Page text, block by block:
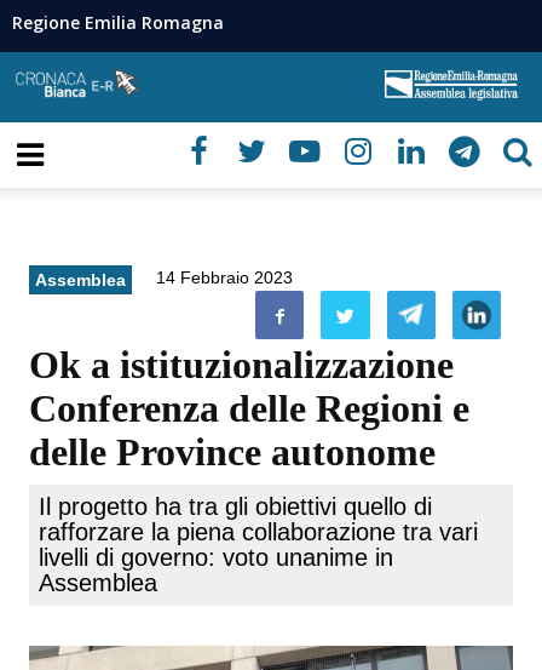
Regione Emilia Romagna
Assemblea 14 Febbraio 2023
Ok a istituzionalizzazione
Conferenza delle Regioni e
delle Province autonome
Il progetto ha tra gli obiettivi quello di
rafforzare la piena collaborazione tra vari
livelli di governo: voto unanime in
Assemblea